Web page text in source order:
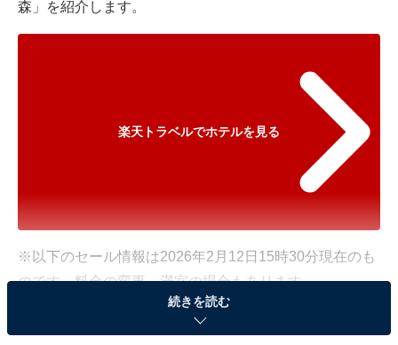
森」を紹介します。
楽天トラベルでホテルを見る
※以下のセール情報は2026年2月12日15時30分現在のも
のです。料金の変更、満室の場合もあります。
※本記事で紹介している商品の購入やサービスの利用により、売上の一部が
オールアバウトに還元されることがあります。
続きを読む